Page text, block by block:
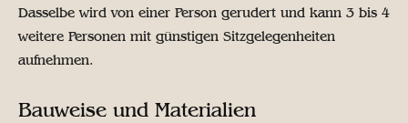
Dasselbe wird von einer Person gerudert und kann 3 bis 4
weitere Personen mit günstigen Sitzgelegenheiten
aufnehmen.
Bauweise und Materialien